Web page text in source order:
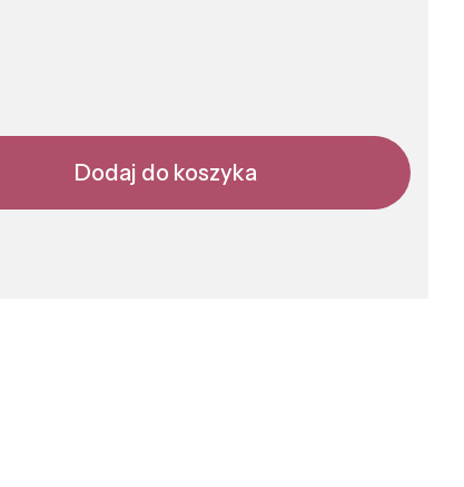
Dodaj do koszyka